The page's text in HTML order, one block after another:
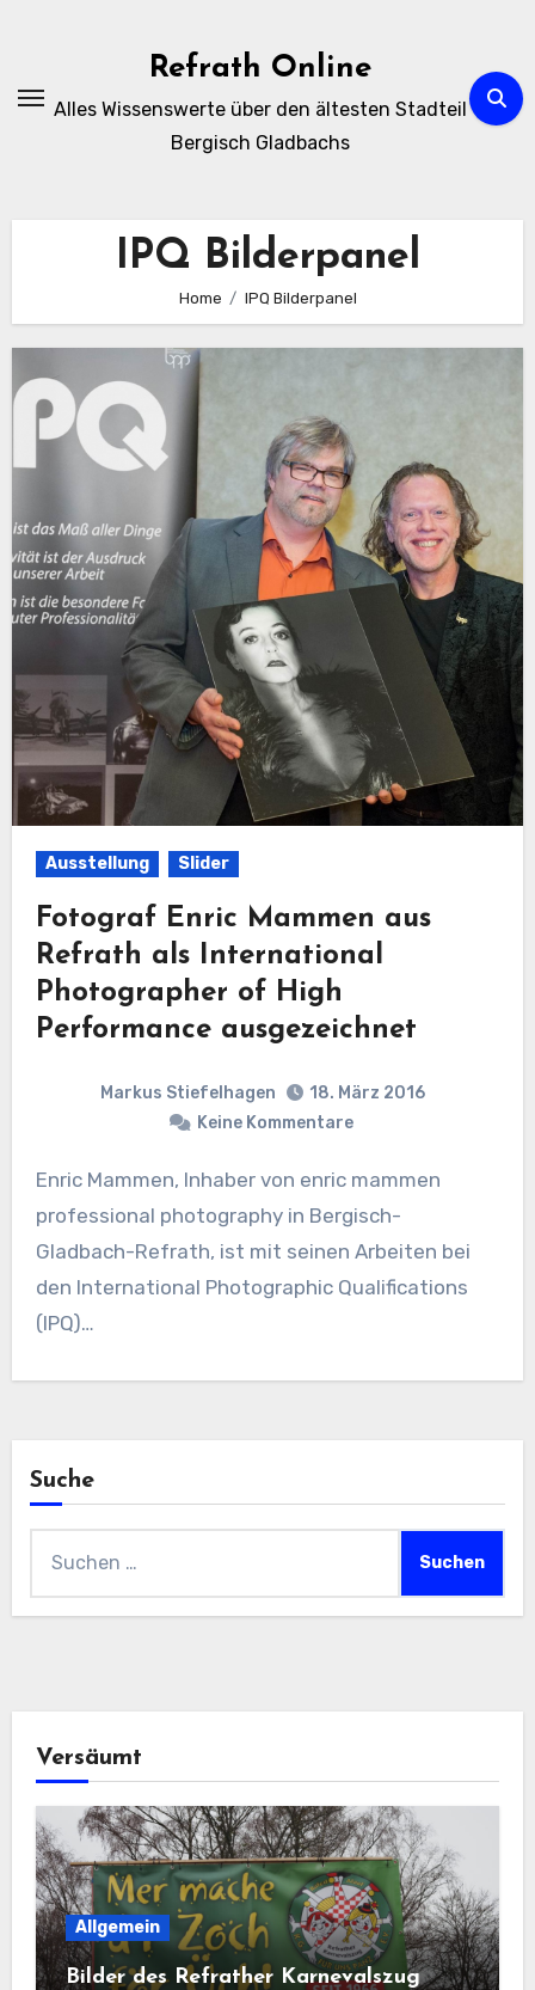
Refrath Online
Alles Wissenswerte über den ältesten Stadteil
Bergisch Gladbachs
IPQ Bilderpanel
Home IPQ Bilderpanel
Ausstellung Slider
Fotograf Enric Mammen aus
Refrath als International
Photographer of High
Performance ausgezeichnet
Markus Stiefelhagen
18. März 2016
Keine Kommentare
Enric Mammen, Inhaber von enric mammen
professional photography in Bergisch-
Gladbach-Refrath, ist mit seinen Arbeiten bei
den International Photographic Qualifications
(IPQ)…
Suche
nach:
Versäumt
Allgemein
Bilder des Refrather Karnevalszug